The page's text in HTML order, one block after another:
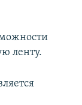
ленту.